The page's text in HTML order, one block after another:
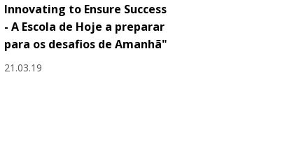
Innovating to Ensure Success
- A Escola de Hoje a preparar
para os desafios de Amanhã"
21.03.19